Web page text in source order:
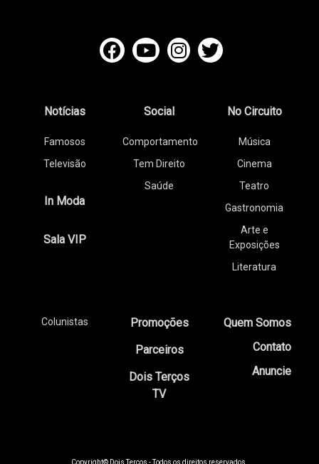
Notícias
Famosos
Televisão
In Moda
Sala VIP
Social
Comportamento
Tem Direito
Saúde
No Circuito
Música
Cinema
Teatro
Gastronomia
Arte e
Exposições
Literatura
Colunistas
Promoções
Parceiros
Dois Terços
TV
Quem Somos
Contato
Anuncie
Copyright© Dois Terços - Todos os direitos reservados.